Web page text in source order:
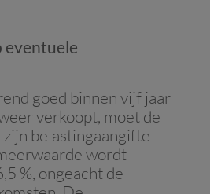
eventuele
goed binnen vijf jaar
verkoopt, moet de
belastingaangifte
wordt
%, ongeacht de